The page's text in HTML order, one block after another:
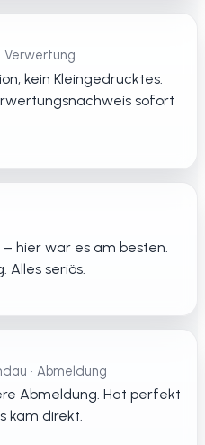
Verwertung
kein Kleingedrucktes.
sofort
hier war es am besten.
Alles seriös.
• Abmeldung
Abmeldung. Hat perfekt
kam direkt.